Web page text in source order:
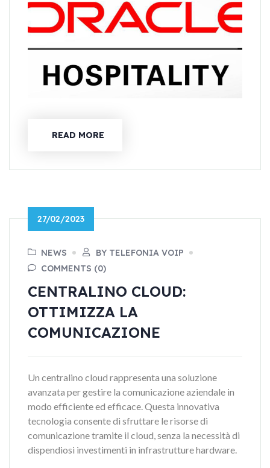
READ MORE
27/02/2023
NEWS
BY TELEFONIA VOIP
COMMENTS (0)
CENTRALINO CLOUD:
OTTIMIZZA LA
COMUNICAZIONE
Un centralino cloud rappresenta una soluzione
avanzata per gestire la comunicazione aziendale in
modo efficiente ed efficace. Questa innovativa
tecnologia consente di sfruttare le risorse di
comunicazione tramite il cloud, senza la necessità di
dispendiosi investimenti in infrastrutture hardware.